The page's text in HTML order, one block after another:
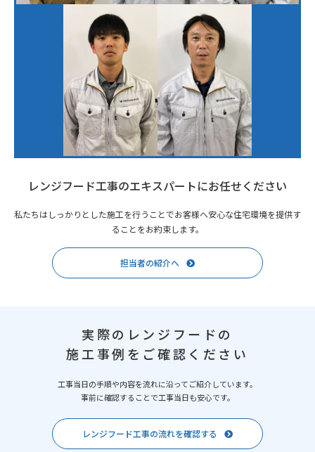
レンジフード工事のエキスパートにお任せください
私たちはしっかりとした施工を行うことでお客様へ安心な住宅環境を提供す
ることをお約束します。
担当者の紹介へ
実際のレンジフードの
施工事例をご確認ください
工事当日の手順や内容を流れに沿ってご紹介しています。
事前に確認することで工事当日も安心です。
レンジフード工事の流れを確認する